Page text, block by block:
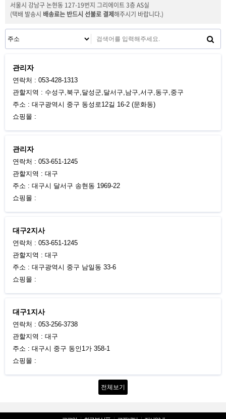
서울시 강남구 논현동 127-19번지 그리에이트 3층 AS실
(택배 발송시 배송료는 반드시 선불로 결제해주시기 바랍니다.)
관리자
연락처 : 053-428-1313
관할지역 : 수성구,북구,달성군,달서구,남구,서구,동구,중구
주소 : 대구광역시 중구 동성로12길 16-2 (문화동)
쇼핑몰 :
관리자
연락처 : 053-651-1245
관할지역 : 대구
주소 : 대구시 달서구 송현동 1969-22
쇼핑몰 :
대구2지사
연락처 : 053-651-1245
관할지역 : 대구
주소 : 대구광역시 중구 남일동 33-6
쇼핑몰 :
대구1지사
연락처 : 053-256-3738
관할지역 : 대구
주소 : 대구시 중구 동인1가 358-1
쇼핑몰 :
전체보기